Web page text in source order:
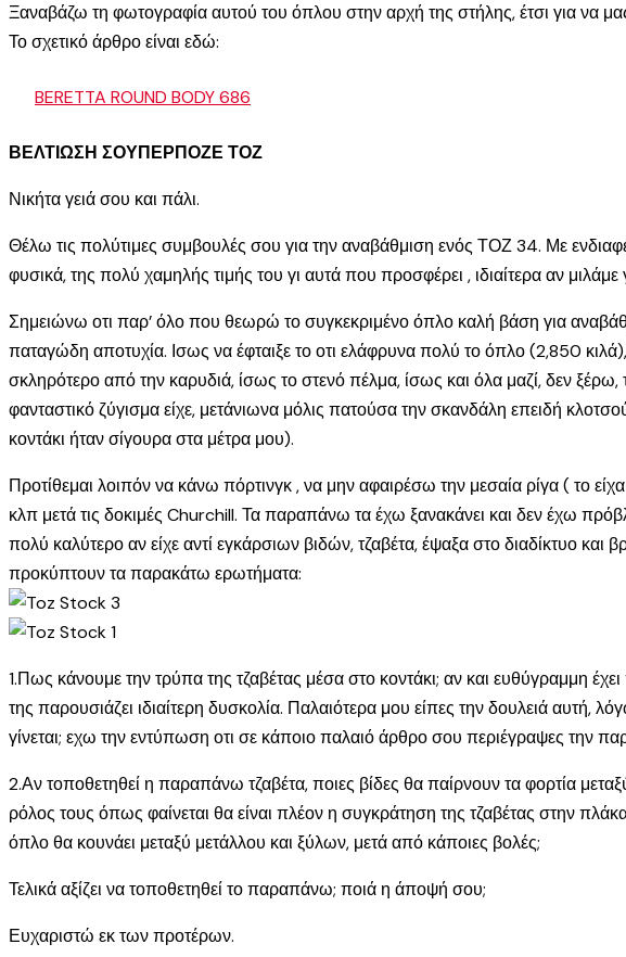
Ξαναβάζω τη φωτογραφία αυτού του όπλου στην αρχή της στήλης, έτσι για να μας
Το σχετικό άρθρο είναι εδώ:
BERETTA ROUND BODY 686
ΒΕΛΤΙΩΣΗ ΣΟΥΠΕΡΠΟΖΕ ΤΟΖ
Νικήτα γειά σου και πάλι.
Θέλω τις πολύτιμες συμβουλές σου για την αναβάθμιση ενός ΤΟΖ 34. Με
φυσικά, της πολύ χαμηλής τιμής του γι αυτά που προσφέρει , ιδιαίτερα αν μιλάμε
Σημειώνω οτι παρ’ όλο που θεωρώ το συγκεκριμένο όπλο καλή βάση για
παταγώδη αποτυχία. Ισως να έφταιξε το οτι ελάφρυνα πολύ το όπλο (2,850
σκληρότερο από την καρυδιά, ίσως το στενό πέλμα, ίσως και όλα μαζί, δεν
φανταστικό ζύγισμα είχε, μετάνιωνα μόλις πατούσα την σκανδάλη επειδή
κοντάκι ήταν σίγουρα στα μέτρα μου).
Προτίθεμαι λοιπόν να κάνω πόρτινγκ , να μην αφαιρέσω την μεσαία ρίγα ( το
κλπ μετά τις δοκιμές Churchill. Τα παραπάνω τα έχω ξανακάνει και δεν έχω
πολύ καλύτερο αν είχε αντί εγκάρσιων βιδών, τζαβέτα, έψαξα στο διαδίκτυο
προκύπτουν τα παρακάτω ερωτήματα:
1.Πως κάνουμε την τρύπα της τζαβέτας μέσα στο κοντάκι; αν και ευθύγραμμη
της παρουσιάζει ιδιαίτερη δυσκολία. Παλαιότερα μου είπες την δουλειά αυτή,
γίνεται; εχω την εντύπωση οτι σε κάποιο παλαιό άρθρο σου περιέγραψες την
2.Αν τοποθετηθεί η παραπάνω τζαβέτα, ποιες βίδες θα παίρνουν τα φορτία
ρόλος τους όπως φαίνεται θα είναι πλέον η συγκράτηση της τζαβέτας στην
όπλο θα κουνάει μεταξύ μετάλλου και ξύλων, μετά από κάποιες βολές;
Τελικά αξίζει να τοποθετηθεί το παραπάνω; ποιά η άποψή σου;
Ευχαριστώ εκ των προτέρων.